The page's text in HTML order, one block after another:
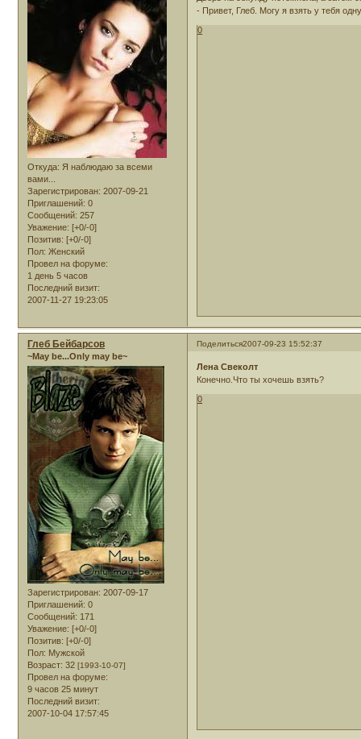
Откуда: Я наблюдаю за всеми
вами...
Зарегистрирован: 2007-09-21
Приглашений: 0
Сообщений: 257
Уважение: [+0/-0]
Позитив: [+0/-0]
Пол: Женский
Провел на форуме:
1 день 5 часов
Последний визит:
2007-11-27 19:23:05
- Привет, Глеб. Могу я взять у тебя
0
Поделиться2007-09-23 15:52:37
Глеб Бейбарсов
~May be...Only may be~
Зарегистрирован: 2007-09-17
Приглашений: 0
Сообщений: 171
Уважение: [+0/-0]
Позитив: [+0/-0]
Пол: Мужской
Возраст: 32 [1993-10-07]
Провел на форуме:
9 часов 25 минут
Последний визит:
2007-10-04 17:57:45
Лена Свеколт
Конечно.Что ты хочешь взять?
0